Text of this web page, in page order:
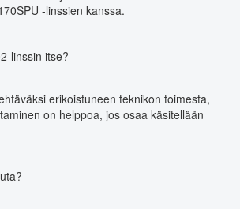
-linssien kanssa.
linssin itse?
erikoistuneen teknikon toimesta,
on helppoa, jos osaa käsitellään